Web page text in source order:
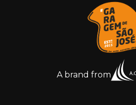
A brand from